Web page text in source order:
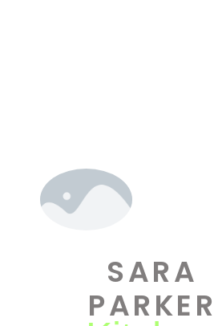
SARA
PARKER